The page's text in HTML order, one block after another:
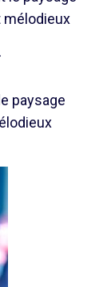
mélodieux
paysage